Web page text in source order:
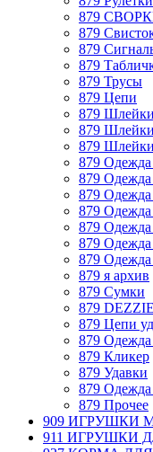
879
879
879
879
879 Трусы
879 Цепи
879 Шлейки
879
879
879
879
879
879
879
879
879
879 я архив
879 Сумки
879 DEZZIE
879 Цепи
879
879 Кликер
879 Удавки
879 Одежда
879 Прочее
909 ИГРУШКИ
911 ИГРУШКИ